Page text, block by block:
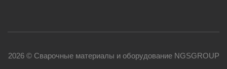
2026 © Сварочные материалы и оборудование NGSGROUP